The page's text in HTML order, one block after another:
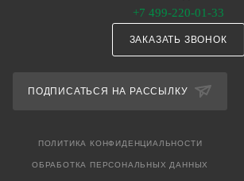
+7 499-220-01-33
ЗАКАЗАТЬ ЗВОНОК
ПОДПИСАТЬСЯ НА РАССЫЛКУ
ПОЛИТИКА КОНФИДЕНЦИАЛЬНОСТИ
ОБРАБОТКА ПЕРСОНАЛЬНЫХ ДАННЫХ